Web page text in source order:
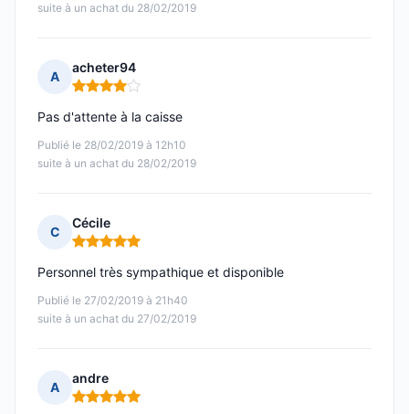
suite à un achat du 28/02/2019
A
acheter94
Note : 4 sur 5
Publié le 28/02/2019 à 12h10
suite à un achat du 28/02/2019
Pas d'attente à la caisse
C
Cécile
Note : 5 sur 5
Publié le 27/02/2019 à 21h40
suite à un achat du 27/02/2019
Personnel très sympathique et disponible
A
andre
Note : 5 sur 5